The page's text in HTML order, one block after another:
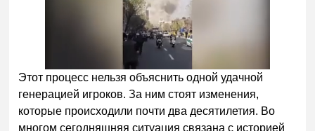
Этот процесс нельзя объяснить одной удачной
генерацией игроков. За ним стоят изменения,
которые происходили почти два десятилетия. Во
многом сегодняшняя ситуация связана с историей